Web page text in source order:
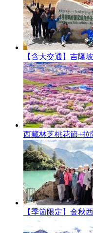
【含大交通】吉隆
西藏林芝桃花節+拉
【季節限定】金秋